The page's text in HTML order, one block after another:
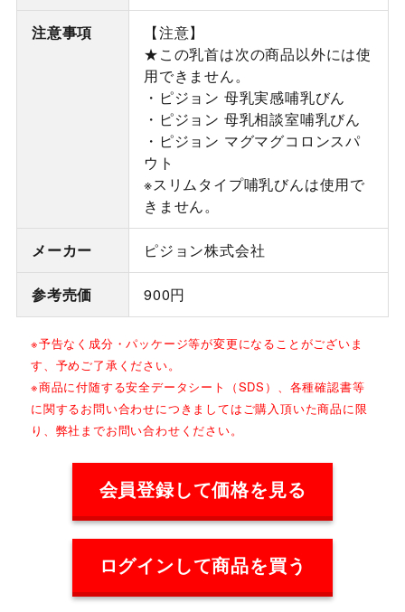
注意事項
【注意】
★この乳首は次の商品以外には使
用できません。
・ピジョン 母乳実感哺乳びん
・ピジョン 母乳相談室哺乳びん
・ピジョン マグマグコロンスパ
ウト
※スリムタイプ哺乳びんは使用で
きません。
メーカー ピジョン株式会社
参考売価 900円
※予告なく成分・パッケージ等が変更になることがございま
す、予めご了承ください。
※商品に付随する安全データシート（SDS）、各種確認書等
に関するお問い合わせにつきましてはご購入頂いた商品に限
り、弊社までお問い合わせください。
会員登録して価格を見る
ログインして商品を買う